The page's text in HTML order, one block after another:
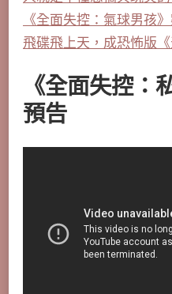
《全面失控：氣球男孩
飛碟飛上天，成恐怖版《
《全面失控：
預告